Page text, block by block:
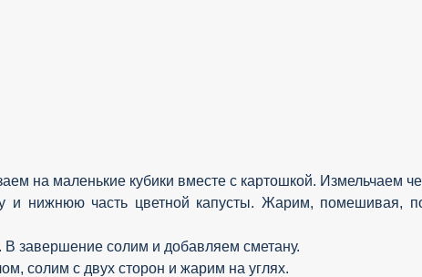
на маленькие кубики вместе с картошкой. Измельчаем
нижнюю часть цветной капусты. Жарим, помешивая,
завершение солим и добавляем сметану.
солим с двух сторон и жарим на углях.